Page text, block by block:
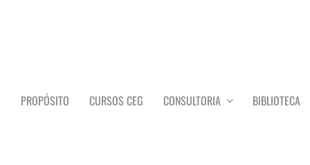
PROPÓSITO CURSOS CEG CONSULTORIA BIBLIOTECA